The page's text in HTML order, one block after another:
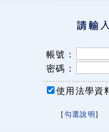
帳號：
密碼：
使用法學資
[勾選說明 ]